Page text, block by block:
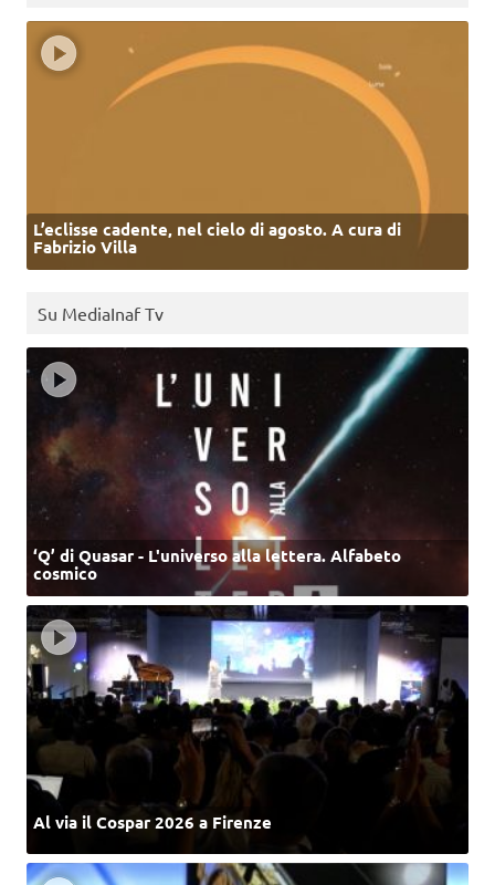
L’eclisse cadente, nel cielo di agosto. A cura di
Fabrizio Villa
Su MediaInaf Tv
‘Q’ di Quasar - L'universo alla lettera. Alfabeto
cosmico
Al via il Cospar 2026 a Firenze